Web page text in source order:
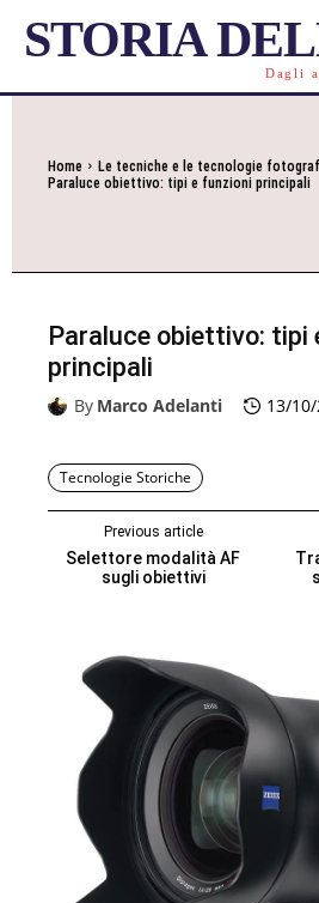
STORIA
Dagli
Home Le tecniche e le tecnologie
Paraluce obiettivo: tipi e funzioni principali
Paraluce obiettivo: tipi
principali
By Marco Adelanti 13/
Tecnologie Storiche
Previous article
Selettore modalità AF
sugli obiettivi